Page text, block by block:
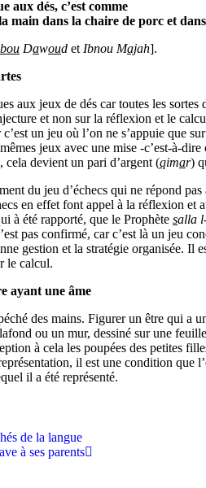
aux dés, c’est comme
main dans la chaire de porc et
bou Dawoud et Ibnou Majah].
aux jeux de dés car toutes les sortes
et non sur la réflexion et le
un jeu où l’on ne s’appuie que
jeux avec une mise -c’est-à-
cela devient un pari d’argent (qimar)
du jeu d’échecs qui ne répond
en effet font appel à la réflexion et
à été rapporté, que le Prophète salla
pas confirmé, car c’est là un jeu
gestion et la stratégie organisée. Il
le calcul.
ayant une âme
des mains. Figurer un être qui a
ou un mur, dessiné sur une
à cela les poupées des petites
il est une condition que
il a été représenté.
de la langue
à ses parents